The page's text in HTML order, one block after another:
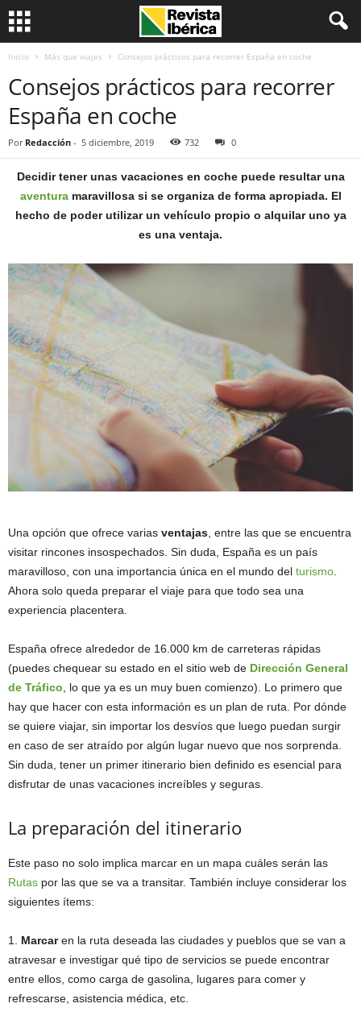
Inicio Más que viajes Consejos prácticos para recorrer España en coche
Consejos prácticos para recorrer
España en coche
Por Redacción - 5 diciembre, 2019 732 0
Decidir tener unas vacaciones en coche puede resultar una
aventuramaravillosa si se organiza de forma apropiada. El
hecho de poder utilizar un vehículo propio o alquilar uno ya
es una ventaja.
Una opción que ofrece varias ventajas , entre las que se encuentra
visitar rincones insospechados. Sin duda, España es un país
maravilloso, con una importancia única en el mundo del turismo
Ahora solo queda preparar el viaje para que todo sea una
experiencia placentera.
España ofrece alrededor de 16.000 km de carreteras rápidas
(puedes chequear su estado en el sitio web de Dirección General
de Tráfico , lo que ya es un muy buen comienzo). Lo primero que
hay que hacer con esta información es un plan de ruta. Por dónde
se quiere viajar, sin importar los desvíos que luego puedan surgir
en caso de ser atraído por algún lugar nuevo que nos sorprenda.
Sin duda, tener un primer itinerario bien definido es esencial para
disfrutar de unas vacaciones increíbles y seguras.
La preparación del itinerario
Este paso no solo implica marcar en un mapa cuáles serán las
Rutas por las que se va a transitar. También incluye considerar los
siguientes ítems:
1. Marcaren la ruta deseada las ciudades y pueblos que se van a
atravesar e investigar qué tipo de servicios se puede encontrar
entre ellos, como carga de gasolina, lugares para comer y
refrescarse, asistencia médica, etc.